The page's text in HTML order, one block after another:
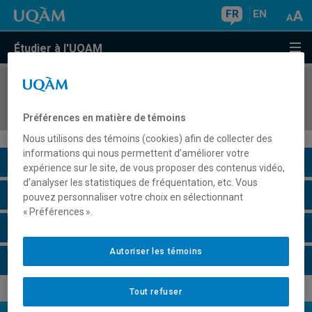
FR EN
Étudier à l'UQAM
COURS//
Description du cours
Horaire - Été 2026
Préférences en matière de témoins
Nous utilisons des témoins (cookies) afin de collecter des
informations qui nous permettent d’améliorer votre
expérience sur le site, de vous proposer des contenus vidéo,
d’analyser les statistiques de fréquentation, etc. Vous
pouvez personnaliser votre choix en sélectionnant
« Préférences ».
Tout refuser
Autoriser les témoins